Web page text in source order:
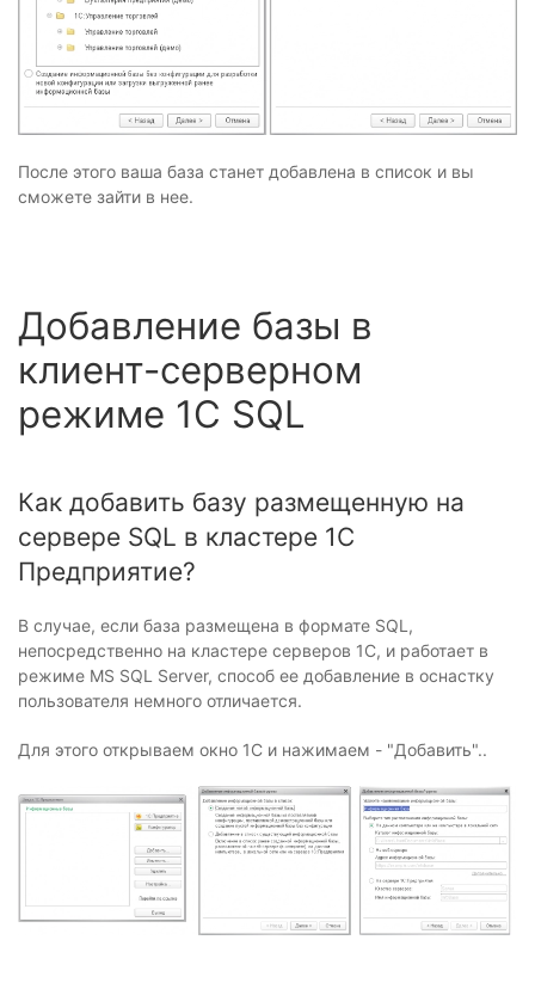
После этого ваша база станет добавлена в список и вы
сможете зайти в нее.
Добавление базы в
клиент-серверном
режиме 1C SQL
Как добавить базу размещенную на
сервере SQL в кластере 1С
Предприятие?
В случае, если база размещена в формате SQL,
непосредственно на кластере серверов 1С, и работает в
режиме MS SQL Server, способ ее добавление в оснастку
пользователя немного отличается.
Для этого открываем окно 1С и нажимаем - "Добавить"..